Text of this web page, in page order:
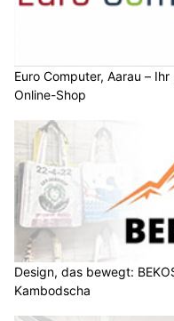
Euro Computer, Aarau –
Online-Shop
Design, das bewegt:
Kambodscha